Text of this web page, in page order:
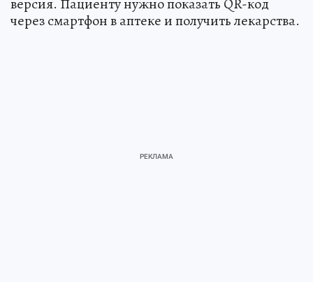
версия. Пациенту нужно показать QR-код
через смартфон в аптеке и получить лекарства.